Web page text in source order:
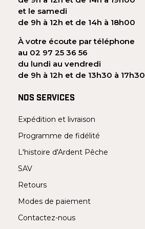
et le samedi
de 9h à 12h et de 14h à 18h00
À votre écoute par téléphone
au 02 97 25 36 56
du lundi au vendredi
de 9h à 12h et de 13h30 à 17h30
NOS SERVICES
Expédition et livraison
Programme de fidélité
L'histoire d'Ardent Pêche
SAV
Retours
Modes de paiement
Contactez-nous